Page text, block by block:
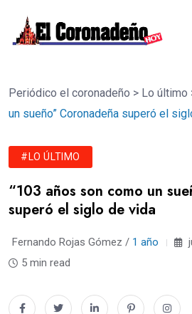
Periódico el coronadeño > Lo último
un sueño” Coronadeña superó el
#LO ÚLTIMO
“103 años son como un
superó el siglo de vida
Fernando Rojas Gómez / 1 año
5 min read